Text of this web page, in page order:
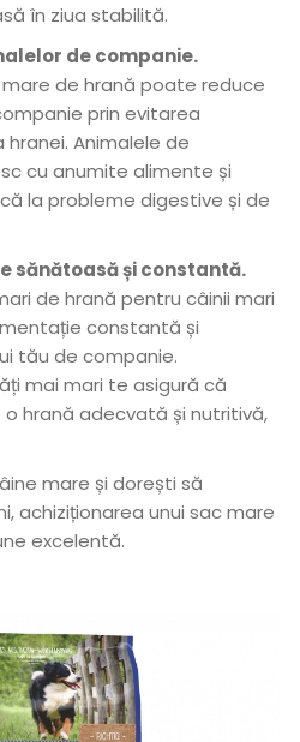
în ziua stabilită.
de companie.
de hrană poate reduce
prin evitarea
Animalele de
cu anumite alimente și
la probleme digestive și de
sănătoasă și constantă.
de hrană pentru câinii mari
constantă și
tău de companie.
mai mari te asigură că
hrană adecvată și nutritivă,
mare și dorești să
achiziționarea unui sac mare
excelentă.